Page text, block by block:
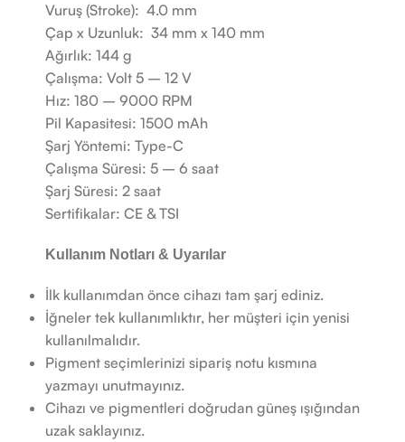
Vuruş (Stroke): 4.0 mm
Çap x Uzunluk: 34 mm x 140 mm
Ağırlık: 144 g
Çalışma: Volt 5 – 12 V
Hız: 180 – 9000 RPM
Pil Kapasitesi: 1500 mAh
Şarj Yöntemi: Type-C
Çalışma Süresi: 5 – 6 saat
Şarj Süresi: 2 saat
Sertifikalar: CE & TSI
Kullanım Notları & Uyarılar
İlk kullanımdan önce cihazı tam şarj ediniz.
İğneler tek kullanımlıktır, her müşteri için yenisi
kullanılmalıdır.
Pigment seçimlerinizi sipariş notu kısmına
yazmayı unutmayınız.
Cihazı ve pigmentleri doğrudan güneş ışığından
uzak saklayınız.